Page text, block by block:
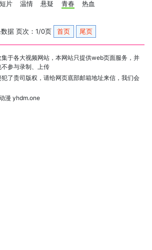
短片 温情 悬疑 青春 热血
据 页次：1/0页 首页 尾页
于各大视频网站，本网站只提供web页面服务，并
参与录制、上传
了贵司版权，请给网页底部邮箱地址来信，我们会
漫 yhdm.one